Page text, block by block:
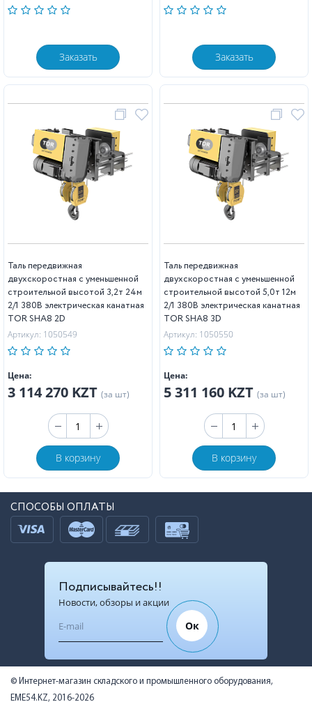
Заказать Заказать
Таль передвижная
двухскоростная с уменьшенной
строительной высотой 3,2т 24м
2/1 380В электрическая канатная
TOR SHA8 2D
Артикул: 1050549
Цена:
3 114 270 KZT (за шт)
В корзину
Таль передвижная
двухскоростная с уменьшенной
строительной высотой 5,0т 12м
2/1 380В электрическая канатная
TOR SHA8 3D
Артикул: 1050550
Цена:
5 311 160 KZT (за шт)
В корзину
СПОСОБЫ ОПЛАТЫ
Подписывайтесь!!
Новости, обзоры и акции
Ок
© Интернет-магазин складского и промышленного оборудования,
EME54.KZ, 2016-2026